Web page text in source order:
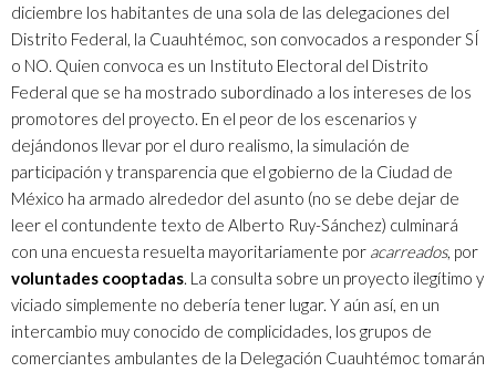
diciembre los habitantes de una sola de las delegaciones del
Distrito Federal, la Cuauhtémoc, son convocados a responder SÍ
o NO. Quien convoca es un Instituto Electoral del Distrito
Federal que se ha mostrado subordinado a los intereses de los
promotores del proyecto. En el peor de los escenarios y
dejándonos llevar por el duro realismo, la simulación de
participación y transparencia que el gobierno de la Ciudad de
México ha armado alrededor del asunto (no se debe dejar de
leer el contundente texto de Alberto Ruy-Sánchez) culminará
con una encuesta resuelta mayoritariamente por acarreados, por
voluntades cooptadas. La consulta sobre un proyecto ilegítimo y
viciado simplemente no debería tener lugar. Y aún así, en un
intercambio muy conocido de complicidades, los grupos de
comerciantes ambulantes de la Delegación Cuauhtémoc tomarán